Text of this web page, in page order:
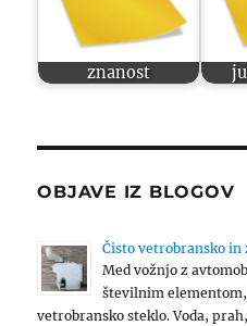
znanost
OBJAVE IZ BLOGOV
Čisto vetrobransko in
Med vožnjo z
številnim
vetrobransko steklo. Voda,